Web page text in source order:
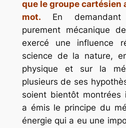
que le groupe cartésien
mot. En demandant
purement mécanique
exercé une influence
science de la nature,
physique et sur la
plusieurs de ses
soient bientôt montrées
a émis le principe du
énergie qui a eu une